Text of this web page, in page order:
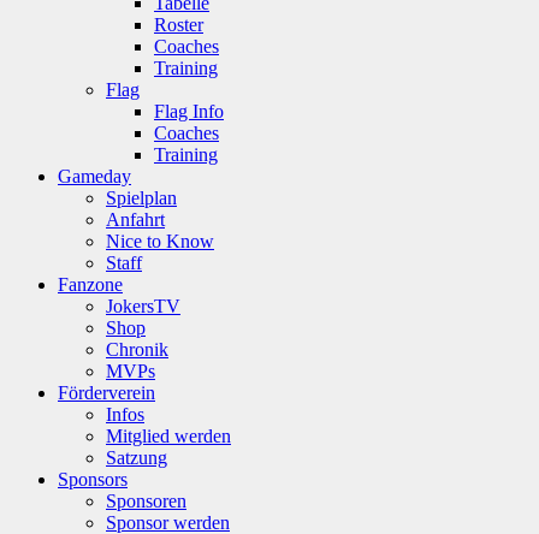
Roster
Coaches
Training
Flag
Flag Info
Coaches
Training
Gameday
Spielplan
Anfahrt
Nice to Know
Staff
Fanzone
JokersTV
Shop
Chronik
MVPs
Förderverein
Infos
Mitglied werden
Satzung
Sponsors
Sponsoren
Sponsor werden